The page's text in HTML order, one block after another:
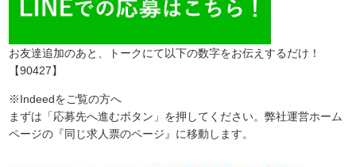
お友達追加のあと、トークにて以下の数字をお伝えするだけ！
【90427】
※Indeedをご覧の方へ
まずは「応募先へ進むボタン」を押してください。弊社運営ホーム
ページの『同じ求人票のページ』に移動します。